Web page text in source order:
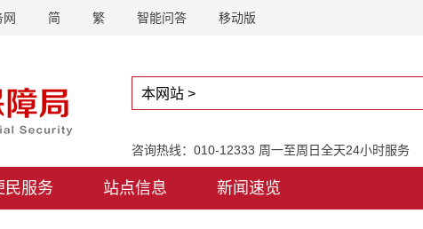
简 繁 智能问答 移动版
咨询热线：010-12333 周一至周日全天24小时服务
民服务 站点信息 新闻速览